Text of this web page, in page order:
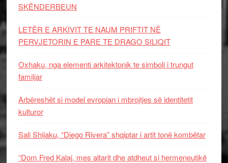
SKËNDERBEUN
LETËR E ARKIVIT TE NAUM PRIFTIT NË
PERVJETORIN E PARE TE DRAGO SILIQIT
Oxhaku, nga elementi arkitektonik te simboli i trungut
familjar
Arbëreshët si model evropian i mbrojtjes së identitetit
kulturor
Sali Shijaku, “Diego Rivera” shqiptar i artit tonë kombëtar
“Dom Fred Kalaj, mes altarit dhe atdheut si hermeneutikë